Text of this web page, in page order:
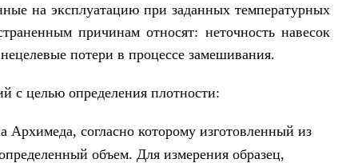
на эксплуатацию при заданных температурных
причинам относят: неточность навесок
потери в процессе замешивания.
с целью определения плотности:
Архимеда, согласно которому изготовленный из
объем. Для измерения образец,